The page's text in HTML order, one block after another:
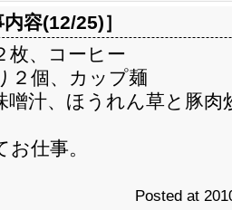
内容(12/25)］
枚、コーヒー
２個、カップ麺
噌汁、ほうれん草と豚肉
仕事。
Posted at